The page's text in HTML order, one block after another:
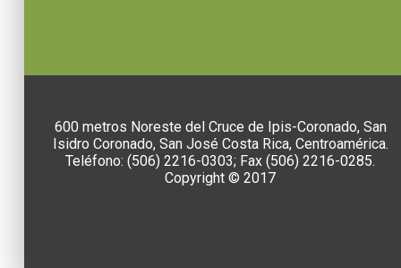
600 metros Noreste del Cruce de Ipis-Coronado, San
Isidro Coronado, San José Costa Rica, Centroamérica.
Teléfono: (506) 2216-0303; Fax (506) 2216-0285.
Copyright © 2017